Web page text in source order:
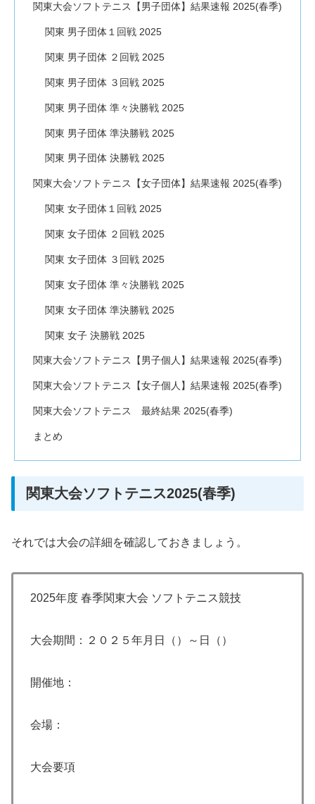
関東大会ソフトテニス【男子団体】結果速報 2025(春季)
関東 男子団体１回戦 2025
関東 男子団体 ２回戦 2025
関東 男子団体 ３回戦 2025
関東 男子団体 準々決勝戦 2025
関東 男子団体 準決勝戦 2025
関東 男子団体 決勝戦 2025
関東大会ソフトテニス【女子団体】結果速報 2025(春季)
関東 女子団体１回戦 2025
関東 女子団体 ２回戦 2025
関東 女子団体 ３回戦 2025
関東 女子団体 準々決勝戦 2025
関東 女子団体 準決勝戦 2025
関東 女子 決勝戦 2025
関東大会ソフトテニス【男子個人】結果速報 2025(春季)
関東大会ソフトテニス【女子個人】結果速報 2025(春季)
関東大会ソフトテニス 最終結果 2025(春季)
まとめ
関東大会ソフトテニス2025(春季)
それでは大会の詳細を確認しておきましょう。
2025年度 春季関東大会 ソフトテニス競技
大会期間：２０２５年月日（）～日（）
開催地：
会場：
大会要項